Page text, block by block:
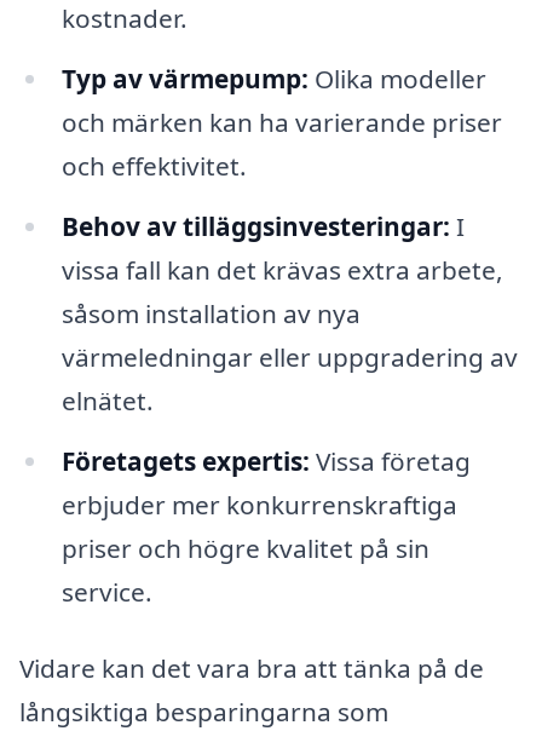
kostnader.
Typ av värmepump: Olika modeller
och märken kan ha varierande priser
och effektivitet.
Behov av tilläggsinvesteringar: I
vissa fall kan det krävas extra arbete,
såsom installation av nya
värmeledningar eller uppgradering av
elnätet.
Företagets expertis: Vissa företag
erbjuder mer konkurrenskraftiga
priser och högre kvalitet på sin
service.
Vidare kan det vara bra att tänka på de
långsiktiga besparingarna som